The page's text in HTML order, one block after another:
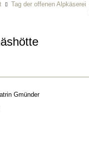
Tag der offenen Alpkäserei
Gmünder